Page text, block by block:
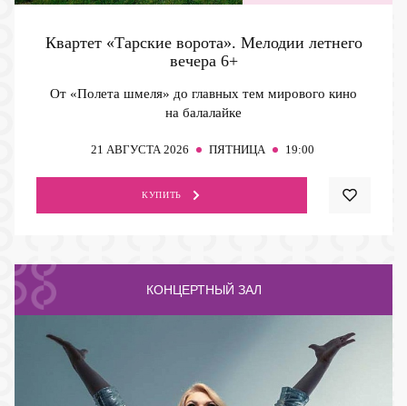
Квартет «Тарские ворота». Мелодии летнего
вечера 6+
От «Полета шмеля» до главных тем мирового кино
на балалайке
21 АВГУСТА 2026 ПЯТНИЦА 19:00
КУПИТЬ
КОНЦЕРТНЫЙ ЗАЛ